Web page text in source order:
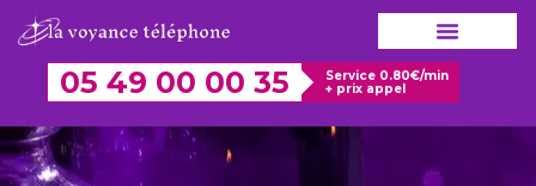
Aller
au
contenu05 49 00 00 35
Service 0.80€/min
+ prix appel